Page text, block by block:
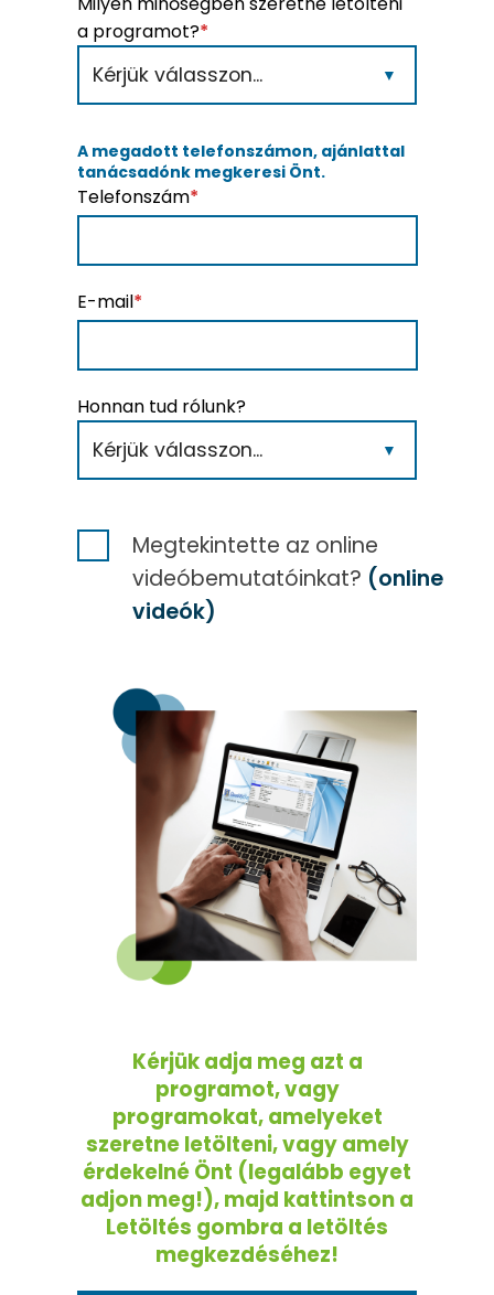
a programot?*
A megadott telefonszámon, ajánlattal
tanácsadónk megkeresi Önt.
Telefonszám*
E-mail*
Honnan tud rólunk?
Megtekintette az online
videóbemutatóinkat? (online
videók)
Kérjük adja meg azt a
programot, vagy
programokat, amelyeket
szeretne letölteni, vagy amely
érdekelné Önt (legalább egyet
adjon meg!), majd kattintson a
Letöltés gombra a letöltés
megkezdéséhez!